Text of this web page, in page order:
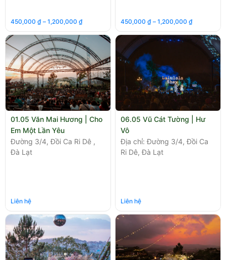
450,000 ₫ – 1,200,000 ₫ 450,000₫ –1,200,000₫
01.05 Văn Mai Hương | Cho
Em Một Lần Yêu
Đường 3/4, Đồi Ca Ri Dê ,
Đà Lạt
Liên hệ
06.05 Vũ Cát Tường | Hư
Vô
Địa chỉ: Đường 3/4, Đồi Ca
Ri Dê, Đà Lạt
Liên hệ